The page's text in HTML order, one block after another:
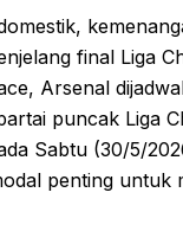
final Liga
Arsenal
puncak Liga
Sabtu (30/5/
penting